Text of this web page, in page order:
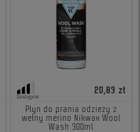
Dostępne
20,83 zł
Płyn do prania odzieży z
wełny merino Nikwax Wool
Wash 300ml